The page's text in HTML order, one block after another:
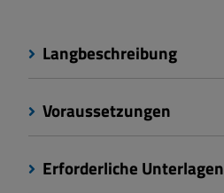
Langbeschreibung
Voraussetzungen
Erforderliche Unterlagen